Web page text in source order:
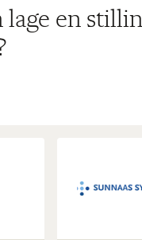
en